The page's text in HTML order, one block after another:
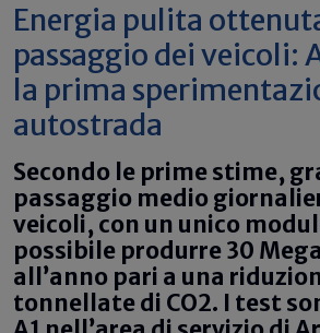
Energia pulita
passaggio dei veicoli:
la prima
autostrada
Secondo le prime stime,
passaggio medio
veicoli, con un unico
possibile produrre 30
all’anno pari a una
tonnellate di CO2. I test